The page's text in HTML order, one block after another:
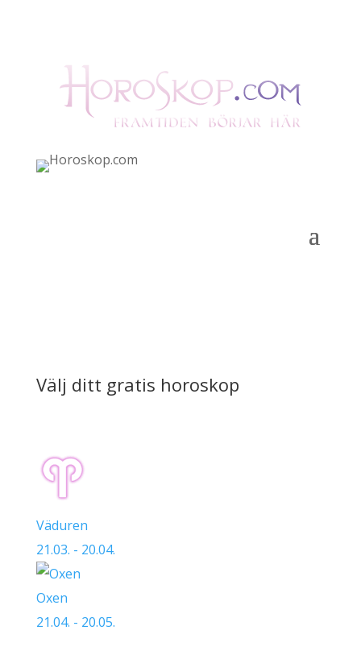
Välj ditt gratis horoskop
Väduren
21.03. - 20.04.
Oxen
21.04. - 20.05.